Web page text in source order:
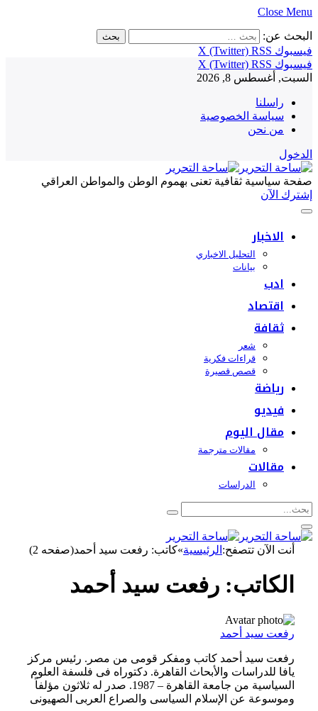
Close Menu
البحث عن:
فيسبوك
X (Twitter) RSS
فيسبوك
X (Twitter) RSS
السبت, أغسطس 8, 2026
راسلنا
سياسة الخصوصية
من نحن
الدخول
صفحة سياسية ثقافية تعنى بهموم الوطن والمواطن العراقي
إشترك الآن
الاخبار
التحليل الاخباري
بيانات
ادب
اقتصاد
ثقافة
شعر
قراءات فكرية
قصص قصيرة
رياضة
فيديو
مقال اليوم
مقالات مترجمة
مقالات
الدراسات
أنت الآن تتصفح:الرئيسية»كاتب: رفعت سيد أحمد(صفحه 2)
الكاتب: رفعت سيد أحمد
رفعت سيد أحمد
رفعت سيد أحمد كاتب ومفكر قومى من مصر. رئيس مركز
يافا للدراسات والأبحاث القاهرة. دكتوراه فى فلسفة العلوم
السياسية من جامعة القاهرة – 1987. صدر له ثلاثون مؤلفاً
وموسوعة عن الإسلام السياسى والصراع العربى الصهيونى